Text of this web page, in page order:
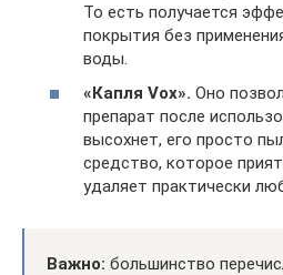
То есть получается
покрытия без
воды.
«Капля Vox». Оно
препарат после
высохнет, его просто
средство, которое
удаляет практически
Важно: большинство